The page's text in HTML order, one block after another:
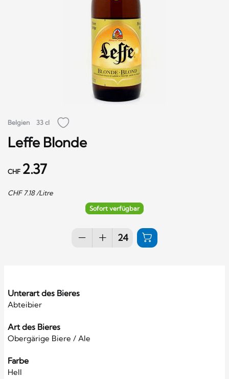
Belgien 33 cl
Leffe Blonde
CHF 2.37
CHF 7.18/Litre
Sofort verfügbar
Unterart des Bieres
Abteibier
Art des Bieres
Obergärige Biere / Ale
Farbe
Hell